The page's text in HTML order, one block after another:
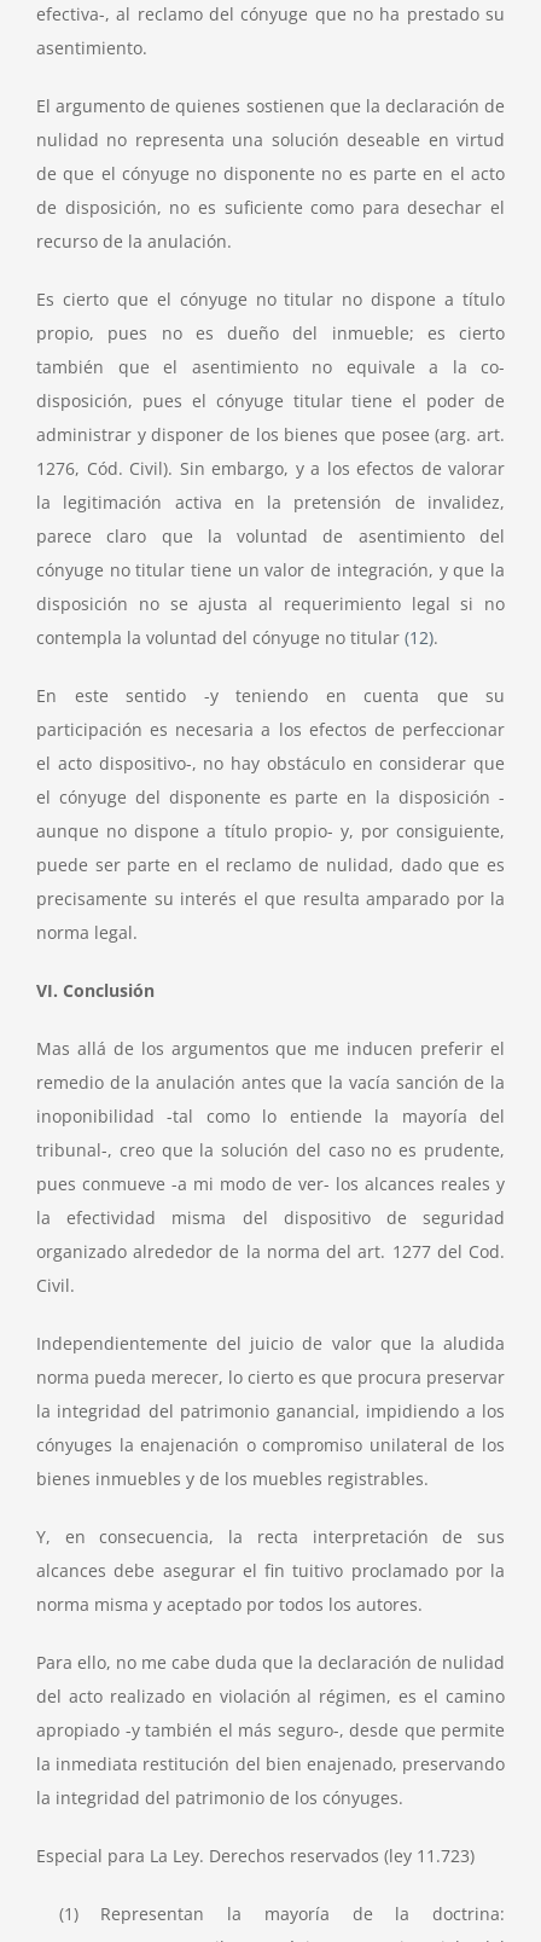
efectiva-, al reclamo del cónyuge que no ha prestado su
asentimiento.
El argumento de quienes sostienen que la declaración de
nulidad no representa una solución deseable en virtud
de que el cónyuge no disponente no es parte en el acto
de disposición, no es suficiente como para desechar el
recurso de la anulación.
Es cierto que el cónyuge no titular no dispone a título
propio, pues no es dueño del inmueble; es cierto
también que el asentimiento no equivale a la co-
disposición, pues el cónyuge titular tiene el poder de
administrar y disponer de los bienes que posee (arg. art.
1276, Cód. Civil). Sin embargo, y a los efectos de valorar
la legitimación activa en la pretensión de invalidez,
parece claro que la voluntad de asentimiento del
cónyuge no titular tiene un valor de integración, y que la
disposición no se ajusta al requerimiento legal si no
contempla la voluntad del cónyuge no titular (12).
En este sentido -y teniendo en cuenta que su
participación es necesaria a los efectos de perfeccionar
el acto dispositivo-, no hay obstáculo en considerar que
el cónyuge del disponente es parte en la disposición -
aunque no dispone a título propio- y, por consiguiente,
puede ser parte en el reclamo de nulidad, dado que es
precisamente su interés el que resulta amparado por la
norma legal.
VI. Conclusión
Mas allá de los argumentos que me inducen preferir el
remedio de la anulación antes que la vacía sanción de la
inoponibilidad -tal como lo entiende la mayoría del
tribunal-, creo que la solución del caso no es prudente,
pues conmueve -a mi modo de ver- los alcances reales y
la efectividad misma del dispositivo de seguridad
organizado alrededor de la norma del art. 1277 del Cod.
Civil.
Independientemente del juicio de valor que la aludida
norma pueda merecer, lo cierto es que procura preservar
la integridad del patrimonio ganancial, impidiendo a los
cónyuges la enajenación o compromiso unilateral de los
bienes inmuebles y de los muebles registrables.
Y, en consecuencia, la recta interpretación de sus
alcances debe asegurar el fin tuitivo proclamado por la
norma misma y aceptado por todos los autores.
Para ello, no me cabe duda que la declaración de nulidad
del acto realizado en violación al régimen, es el camino
apropiado -y también el más seguro-, desde que permite
la inmediata restitución del bien enajenado, preservando
la integridad del patrimonio de los cónyuges.
Especial para La Ley. Derechos reservados (ley 11.723)
(1) Representan la mayoría de la doctrina: